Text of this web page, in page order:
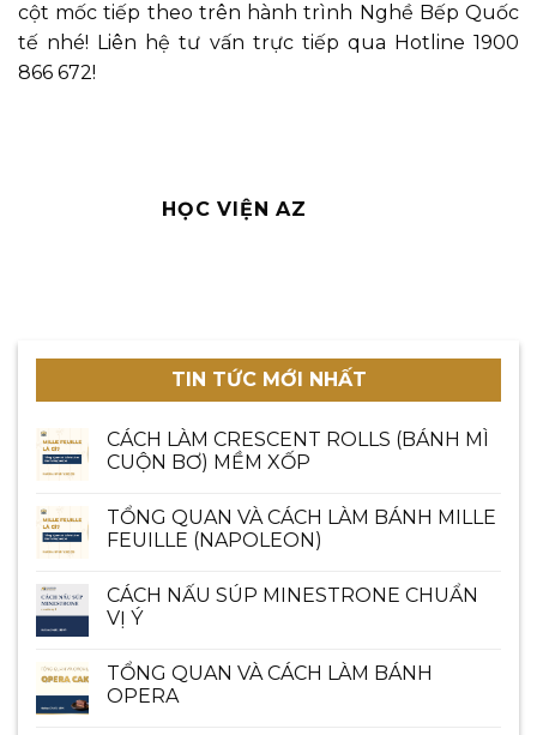
cột mốc tiếp theo trên hành trình Nghề Bếp Quốc
tế nhé! Liên hệ tư vấn trực tiếp qua Hotline 1900
866 672!
HỌC VIỆN AZ
TIN TỨC MỚI NHẤT
CÁCH LÀM CRESCENT ROLLS (BÁNH MÌ
CUỘN BƠ) MỀM XỐP
TỔNG QUAN VÀ CÁCH LÀM BÁNH MILLE
FEUILLE (NAPOLEON)
CÁCH NẤU SÚP MINESTRONE CHUẨN
VỊ Ý
TỔNG QUAN VÀ CÁCH LÀM BÁNH
OPERA